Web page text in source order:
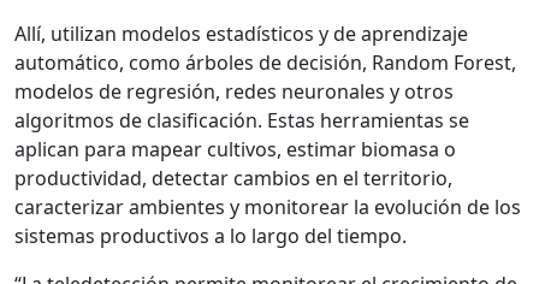
Allí, utilizan modelos estadísticos y de aprendizaje
automático, como árboles de decisión, Random Forest,
modelos de regresión, redes neuronales y otros
algoritmos de clasificación. Estas herramientas se
aplican para mapear cultivos, estimar biomasa o
productividad, detectar cambios en el territorio,
caracterizar ambientes y monitorear la evolución de los
sistemas productivos a lo largo del tiempo.